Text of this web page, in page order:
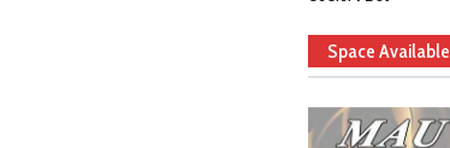
Space Available